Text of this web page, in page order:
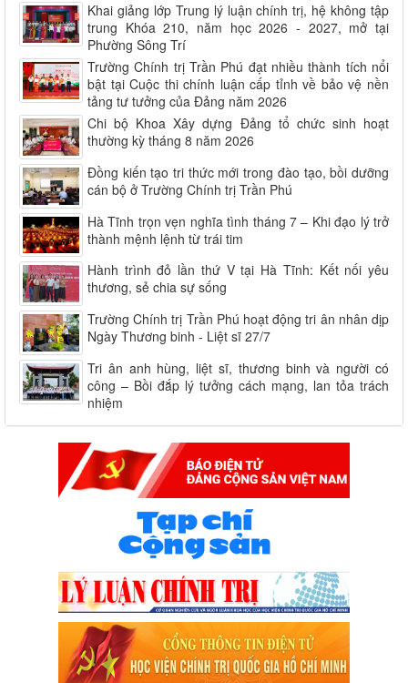
Khai giảng lớp Trung lý luận chính trị, hệ không tập
trung Khóa 210, năm học 2026 - 2027, mở tại
Phường Sông Trí
Trường Chính trị Trần Phú đạt nhiều thành tích nổi
bật tại Cuộc thi chính luận cấp tỉnh về bảo vệ nền
tảng tư tưởng của Đảng năm 2026
Chi bộ Khoa Xây dựng Đảng tổ chức sinh hoạt
thường kỳ tháng 8 năm 2026
Đồng kiến tạo tri thức mới trong đào tạo, bồi dưỡng
cán bộ ở Trường Chính trị Trần Phú
Hà Tĩnh trọn vẹn nghĩa tình tháng 7 – Khi đạo lý trở
thành mệnh lệnh từ trái tim
Hành trình đỏ lần thứ V tại Hà Tĩnh: Kết nối yêu
thương, sẻ chia sự sống
Trường Chính trị Trần Phú hoạt động tri ân nhân dịp
Ngày Thương binh - Liệt sĩ 27/7
Tri ân anh hùng, liệt sĩ, thương binh và người có
công – Bồi đắp lý tưởng cách mạng, lan tỏa trách
nhiệm